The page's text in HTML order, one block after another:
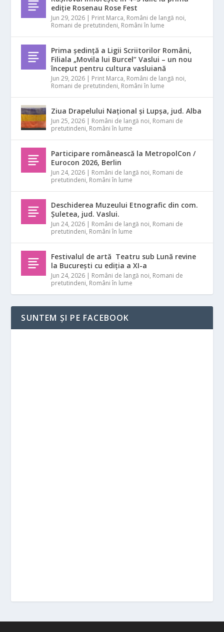
ediție Rosenau Rose Fest
Jun 29, 2026 | Print Marca, Români de langă noi,
Romani de pretutindeni, Români în lume
Prima ședință a Ligii Scriitorilor Români,
Filiala „Movila lui Burcel” Vaslui – un nou
început pentru cultura vasluiană
Jun 29, 2026 | Print Marca, Români de langă noi,
Romani de pretutindeni, Români în lume
Ziua Drapelului Național și Lupșa, jud. Alba
Jun 25, 2026 | Români de langă noi, Romani de
pretutindeni, Români în lume
Participare românească la MetropolCon /
Eurocon 2026, Berlin
Jun 24, 2026 | Români de langă noi, Romani de
pretutindeni, Români în lume
Deschiderea Muzeului Etnografic din com.
Șuletea, jud. Vaslui.
Jun 24, 2026 | Români de langă noi, Romani de
pretutindeni, Români în lume
Festivalul de artă Teatru sub Lună revine
la București cu ediția a XI-a
Jun 24, 2026 | Români de langă noi, Romani de
pretutindeni, Români în lume
SUNTEM ȘI PE FACEBOOK